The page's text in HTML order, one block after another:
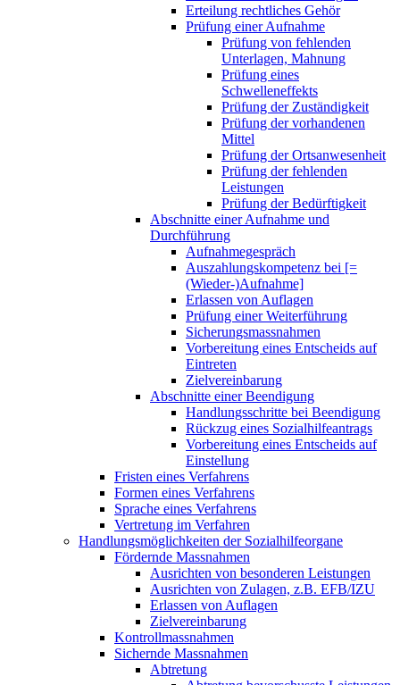
Erteilung rechtliches Gehör
Prüfung einer Aufnahme
Prüfung von fehlenden
Unterlagen, Mahnung
Prüfung eines
Schwelleneffekts
Prüfung der Zuständigkeit
Prüfung der vorhandenen
Mittel
Prüfung der Ortsanwesenheit
Prüfung der fehlenden
Leistungen
Prüfung der Bedürftigkeit
Abschnitte einer Aufnahme und
Durchführung
Aufnahmegespräch
Auszahlungskompetenz bei [=
(Wieder-)Aufnahme]
Erlassen von Auflagen
Prüfung einer Weiterführung
Sicherungsmassnahmen
Vorbereitung eines Entscheids auf
Eintreten
Zielvereinbarung
Abschnitte einer Beendigung
Handlungsschritte bei Beendigung
Rückzug eines Sozialhilfeantrags
Vorbereitung eines Entscheids auf
Einstellung
Fristen eines Verfahrens
Formen eines Verfahrens
Sprache eines Verfahrens
Vertretung im Verfahren
Handlungsmöglichkeiten der Sozialhilfeorgane
Fördernde Massnahmen
Ausrichten von besonderen Leistungen
Ausrichten von Zulagen, z.B. EFB/IZU
Erlassen von Auflagen
Zielvereinbarung
Kontrollmassnahmen
Sichernde Massnahmen
Abtretung